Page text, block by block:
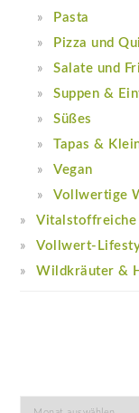
Pasta
Pizza und
Salate und
Suppen &
Süßes
Tapas &
Vegan
Vollwertige
Vollwert-
Wildkräuter &